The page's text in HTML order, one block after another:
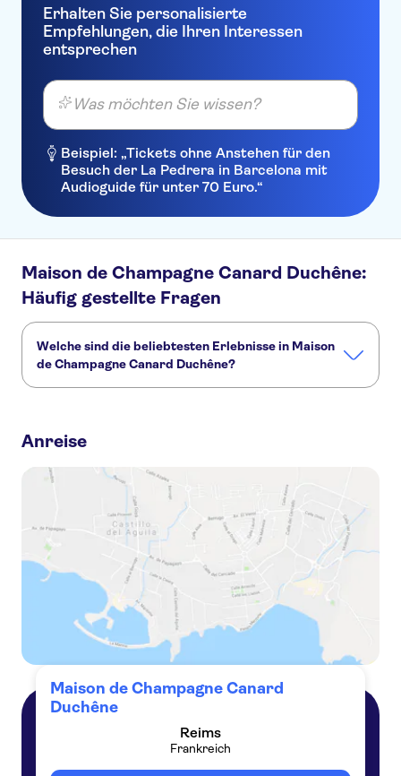
Erhalten Sie personalisierte
Empfehlungen, die Ihren Interessen
entsprechen
Was möchten Sie wissen?
Beispiel: „Tickets ohne Anstehen für den
Besuch der La Pedrera in Barcelona mit
Audioguide für unter 70 Euro.“
Maison de Champagne Canard Duchêne:
Häufig gestellte Fragen
Welche sind die beliebtesten Erlebnisse in Maison
de Champagne Canard Duchêne?
Prestige-Führung durch die Keller des Hauses Canard Duchêne
Anreise
Maison de Champagne Canard
Duchêne
Reims
Frankreich
Reims